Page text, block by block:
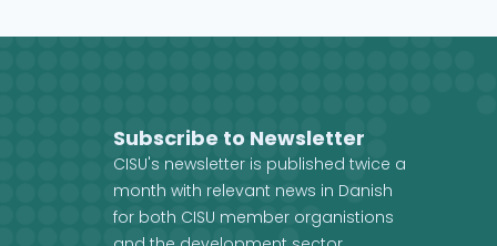
Subscribe to Newsletter
CISU's newsletter is published twice a
month with relevant news in Danish
for both CISU member organistions